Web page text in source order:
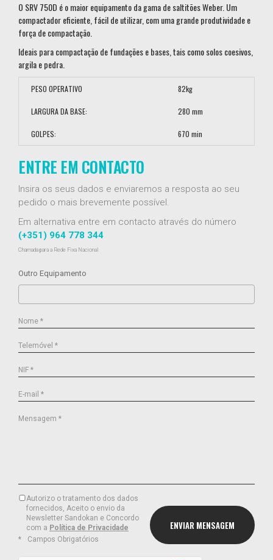
O SRV 750D é o maior equipamento da gama de saltitões Weber. Um
compactador eficiente, fácil de utilizar, com uma grande produtividade e
força de compactação.
Ideais para compactação de fundações e bases, tais como solos coesivos,
argila e pedra.
PESO OPERATIVO 82kg
LARGURA DA BASE: 280 mm
GOLPES: 670 min
ENTRE EM CONTACTO
Insira os seus dados e enviaremos a resposta ao seu
pedido o mais brevemente possível.
Em alternativa entre em contacto através do número
(+351) 964 778 344
Chamada para a Rede Fixa Nacional
Outro Equipamento
Nome *
Telemóvel *
NIF *
E-mail *
Mensagem *
Autorizo o tratamento dos dados
fornecidos, Aceito o envio da
Newsletter Sandokan e Concordo
com a Política de Privacidade
Campos Obrigatórios